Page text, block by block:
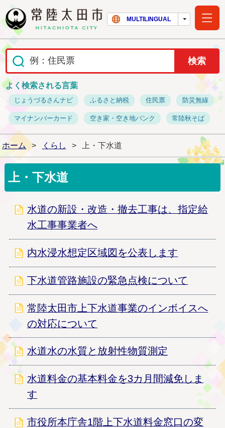
常陸太田市ホー
MULTILINGUAL
よく検索される言葉
じょうづるさんナビ ふるさと納税 住民票 防災無線
マイナンバーカード 空き家・空き地バンク 常陸秋そば
ホーム > くらし > 上・下水道
上・下水道
水道の新設・改造・撤去工事は、指定給
水工事事業者へ
内水浸水想定区域図を公表します
下水道管路施設の緊急点検について
常陸太田市上下水道事業のインボイスへ
の対応について
水道水の水質と放射性物質測定
水道料金の基本料金を3カ月間減免しま
す
市役所本庁舎1階上下水道料金窓口の変